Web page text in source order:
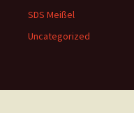
SDS Meißel
Uncategorized